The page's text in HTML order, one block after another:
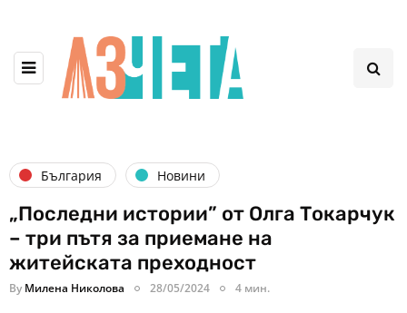
България Новини
„Последни истории” от Олга Токарчук
– три пътя за приемане на
житейската преходност
By Милена Николова 28/05/2024 4 мин.